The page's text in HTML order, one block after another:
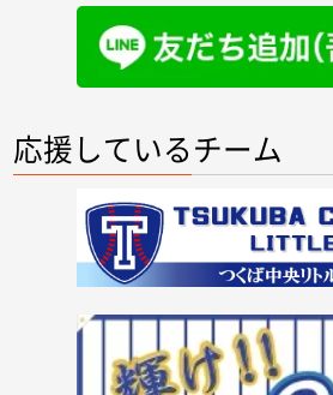
応援しているチーム